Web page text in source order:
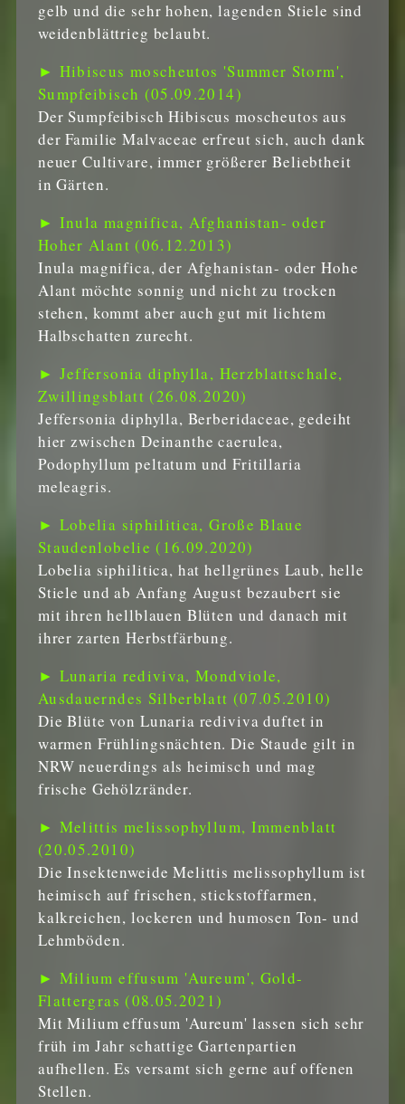
gelb und die sehr hohen, lagenden Stiele sind
weidenblättrieg belaubt.
► Hibiscus moscheutos 'Summer Storm',
Sumpfeibisch (05.09.2014)
Der Sumpfeibisch Hibiscus moscheutos aus
der Familie Malvaceae erfreut sich, auch dank
neuer Cultivare, immer größerer Beliebtheit
in Gärten.
► Inula magnifica, Afghanistan- oder
Hoher Alant (06.12.2013)
Inula magnifica, der Afghanistan- oder Hohe
Alant möchte sonnig und nicht zu trocken
stehen, kommt aber auch gut mit lichtem
Halbschatten zurecht.
► Jeffersonia diphylla, Herzblattschale,
Zwillingsblatt (26.08.2020)
Jeffersonia diphylla, Berberidaceae, gedeiht
hier zwischen Deinanthe caerulea,
Podophyllum peltatum und Fritillaria
meleagris.
► Lobelia siphilitica, Große Blaue
Staudenlobelie (16.09.2020)
Lobelia siphilitica, hat hellgrünes Laub, helle
Stiele und ab Anfang August bezaubert sie
mit ihren hellblauen Blüten und danach mit
ihrer zarten Herbstfärbung.
► Lunaria rediviva, Mondviole,
Ausdauerndes Silberblatt (07.05.2010)
Die Blüte von Lunaria rediviva duftet in
warmen Frühlingsnächten. Die Staude gilt in
NRW neuerdings als heimisch und mag
frische Gehölzränder.
► Melittis melissophyllum, Immenblatt
(20.05.2010)
Die Insektenweide Melittis melissophyllum ist
heimisch auf frischen, stickstoffarmen,
kalkreichen, lockeren und humosen Ton- und
Lehmböden.
► Milium effusum 'Aureum', Gold-
Flattergras (08.05.2021)
Mit Milium effusum 'Aureum' lassen sich sehr
früh im Jahr schattige Gartenpartien
aufhellen. Es versamt sich gerne auf offenen
Stellen.